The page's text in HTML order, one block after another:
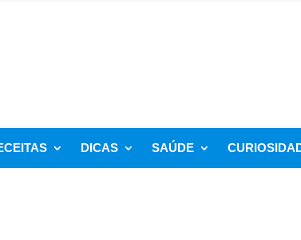
DICAS SAÚDE